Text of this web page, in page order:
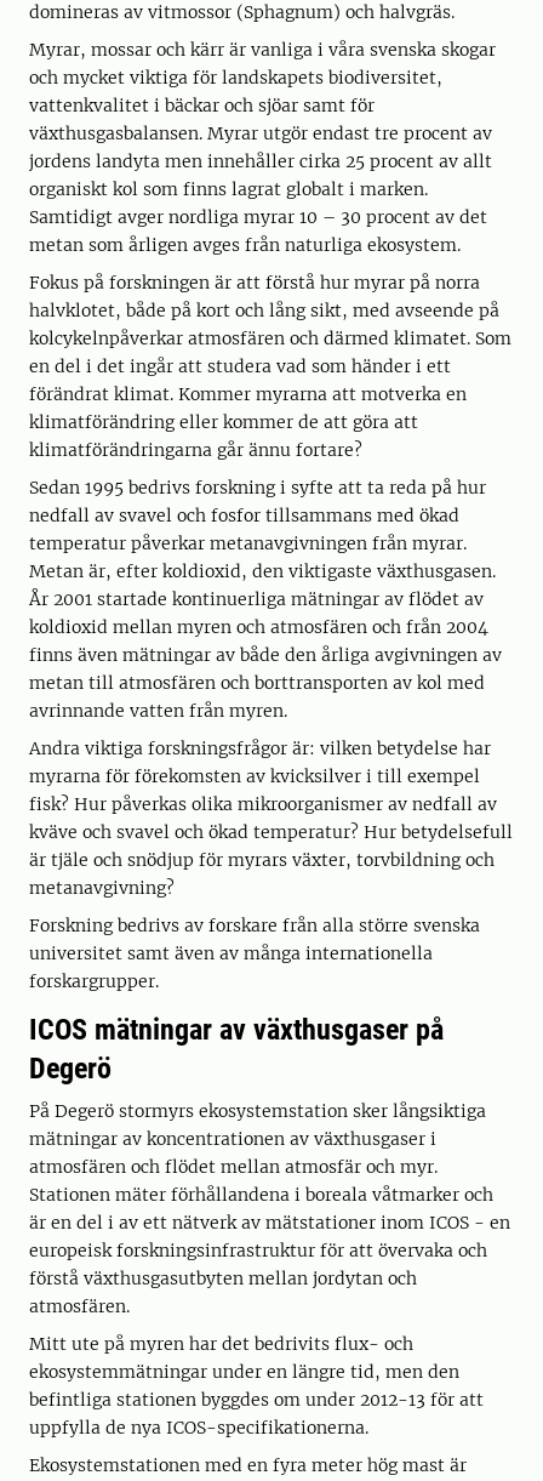
domineras av vitmossor (Sphagnum) och halvgräs.
Myrar, mossar och kärr är vanliga i våra svenska skogar
och mycket viktiga för landskapets biodiversitet,
vattenkvalitet i bäckar och sjöar samt för
växthusgasbalansen. Myrar utgör endast tre procent av
jordens landyta men innehåller cirka 25 procent av allt
organiskt kol som finns lagrat globalt i marken.
Samtidigt avger nordliga myrar 10 – 30 procent av det
metan som årligen avges från naturliga ekosystem.
Fokus på forskningen är att förstå hur myrar på norra
halvklotet, både på kort och lång sikt, med avseende på
kolcykelnpåverkar atmosfären och därmed klimatet. Som
en del i det ingår att studera vad som händer i ett
förändrat klimat. Kommer myrarna att motverka en
klimatförändring eller kommer de att göra att
klimatförändringarna går ännu fortare?
Sedan 1995 bedrivs forskning i syfte att ta reda på hur
nedfall av svavel och fosfor tillsammans med ökad
temperatur påverkar metanavgivningen från myrar.
Metan är, efter koldioxid, den viktigaste växthusgasen.
År 2001 startade kontinuerliga mätningar av flödet av
koldioxid mellan myren och atmosfären och från 2004
finns även mätningar av både den årliga avgivningen av
metan till atmosfären och borttransporten av kol med
avrinnande vatten från myren.
Andra viktiga forskningsfrågor är: vilken betydelse har
myrarna för förekomsten av kvicksilver i till exempel
fisk? Hur påverkas olika mikroorganismer av nedfall av
kväve och svavel och ökad temperatur? Hur betydelsefull
är tjäle och snödjup för myrars växter, torvbildning och
metanavgivning?
Forskning bedrivs av forskare från alla större svenska
universitet samt även av många internationella
forskargrupper.
ICOS mätningar av växthusgaser på
Degerö
På Degerö stormyrs ekosystemstation sker långsiktiga
mätningar av koncentrationen av växthusgaser i
atmosfären och flödet mellan atmosfär och myr.
Stationen mäter förhållandena i boreala våtmarker och
är en del i av ett nätverk av mätstationer inom ICOS - en
europeisk forskningsinfrastruktur för att övervaka och
förstå växthusgasutbyten mellan jordytan och
atmosfären.
Mitt ute på myren har det bedrivits flux- och
ekosystemmätningar under en längre tid, men den
befintliga stationen byggdes om under 2012-13 för att
uppfylla de nya ICOS-specifikationerna.
Ekosystemstationen med en fyra meter hög mast är